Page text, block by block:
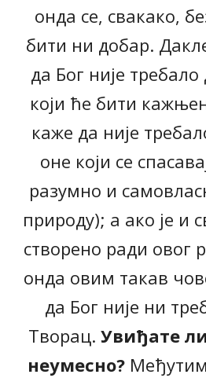
онда се, свакако,
бити ни добар.
да Бог није
који ће бити
каже да није
оне који се
разумно и
природу); а ако је и
створено ради овог
онда овим такав
да Бог није ни
Творац. Увиђате
неумесно?